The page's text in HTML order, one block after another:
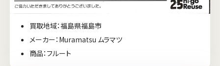
買取地域：福島県福島市
メーカー：Muramatsu ムラマツ
商品：フルート